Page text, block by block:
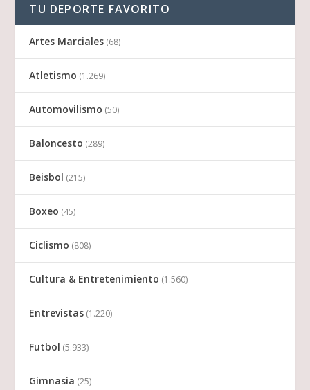
TU DEPORTE FAVORITO
Artes Marciales (68)
Atletismo (1.269)
Automovilismo (50)
Baloncesto (289)
Beisbol (215)
Boxeo (45)
Ciclismo (808)
Cultura & Entretenimiento (1.560)
Entrevistas (1.220)
Futbol (5.933)
Gimnasia (25)